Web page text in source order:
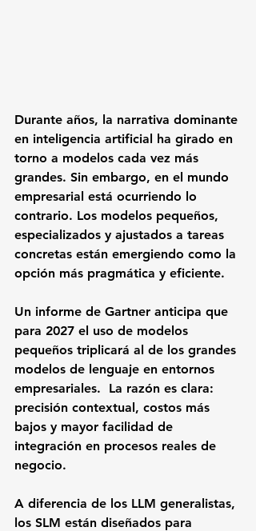
Durante años, la narrativa dominante
en inteligencia artificial ha girado en
torno a modelos cada vez más
grandes. Sin embargo, en el mundo
empresarial está ocurriendo lo
contrario. Los modelos pequeños,
especializados y ajustados a tareas
concretas están emergiendo como la
opción más pragmática y eficiente.
Un informe de Gartner anticipa que
para 2027 el uso de modelos
pequeños triplicará al de los grandes
modelos de lenguaje en entornos
empresariales.  La razón es clara:
precisión contextual, costos más
bajos y mayor facilidad de
integración en procesos reales de
negocio.
A diferencia de los LLM generalistas,
los SLM están diseñados para